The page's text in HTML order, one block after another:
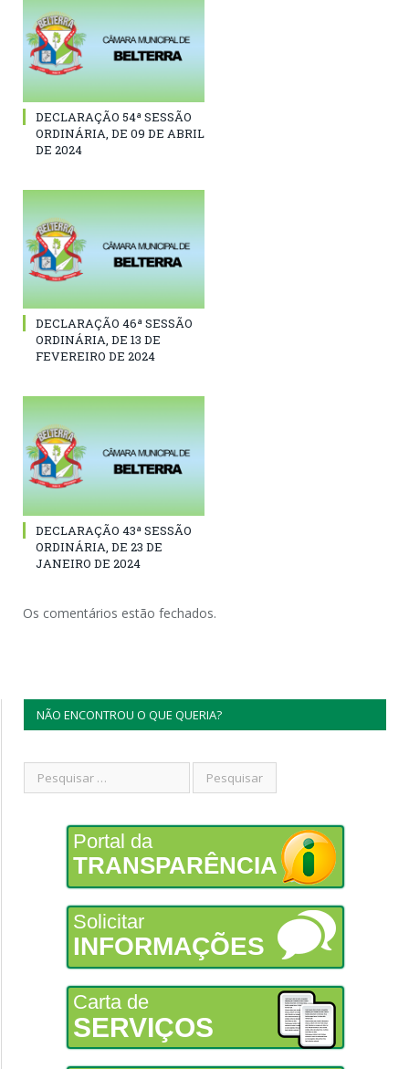
DECLARAÇÃO 54ª SESSÃO
ORDINÁRIA, DE 09 DE ABRIL
DE 2024
DECLARAÇÃO 46ª SESSÃO
ORDINÁRIA, DE 13 DE
FEVEREIRO DE 2024
DECLARAÇÃO 43ª SESSÃO
ORDINÁRIA, DE 23 DE
JANEIRO DE 2024
Os comentários estão fechados.
NÃO ENCONTROU O QUE QUERIA?
Portal da
TRANSPARÊNCIA
Solicitar
INFORMAÇÕES
Carta de
SERVIÇOS